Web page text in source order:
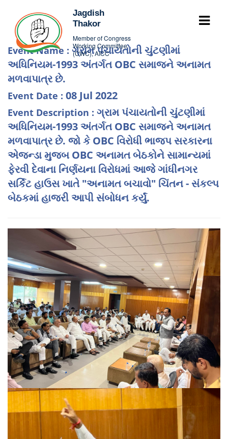
Jagdish
Thakor
Member of Congress
Working Committee
(CWC), AICC
Event Name : ગ્રામ પંચાયતોની ચુંટણીમાં
અધિનિયમ-1993 અંતર્ગત OBC સમાજને અનામત
મળવાપાત્ર છે.
Event Date : 08 Jul 2022
Event Description : ગ્રામ પંચાયતોની ચુંટણીમાં
અધિનિયમ-1993 અંતર્ગત OBC સમાજને અનામત
મળવાપાત્ર છે. જો કે OBC વિરોધી ભાજપ સરકારના
એજન્ડા મુજબ OBC અનામત બેઠકોને સામાન્યમાં
ફેરવી દેવાના નિર્ણયના વિરોધમાં આજે ગાંધીનગર
સર્કિટ હાઉસ ખાતે "અનામત બચાવો" ચિંતન - સંકલ્પ
બેઠકમાં હાજરી આપી સંબોધન કર્યું.